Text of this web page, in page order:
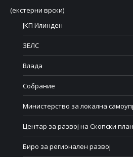
(екстерни врски)
ЈКП Илинден
ЗЕЛС
Влада
Собрание
Министерство за локална
Центар за развој на Скопски
Биро за регионален развој